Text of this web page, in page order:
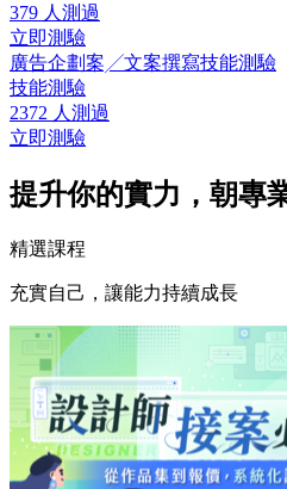
379 人測過
立即測驗
廣告企劃案╱文案撰寫技能測驗
技能測驗
2372 人測過
立即測驗
提升你的實力，朝專
精選課程
充實自己，讓能力持續成長